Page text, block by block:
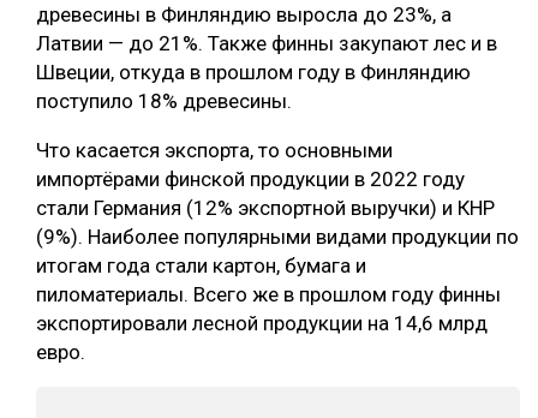
древесины в Финляндию выросла до 23%, а
Латвии — до 21%. Также финны закупают лес и в
Швеции, откуда в прошлом году в Финляндию
поступило 18% древесины.
Что касается экспорта, то основными
импортёрами финской продукции в 2022 году
стали Германия (12% экспортной выручки) и КНР
(9%). Наиболее популярными видами продукции по
итогам года стали картон, бумага и
пиломатериалы. Всего же в прошлом году финны
экспортировали лесной продукции на 14,6 млрд
евро.